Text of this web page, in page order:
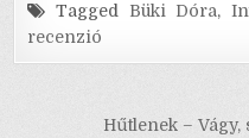
Tagged Büki Dóra,
recenzió
Bejegyzés
Hűtlenek –